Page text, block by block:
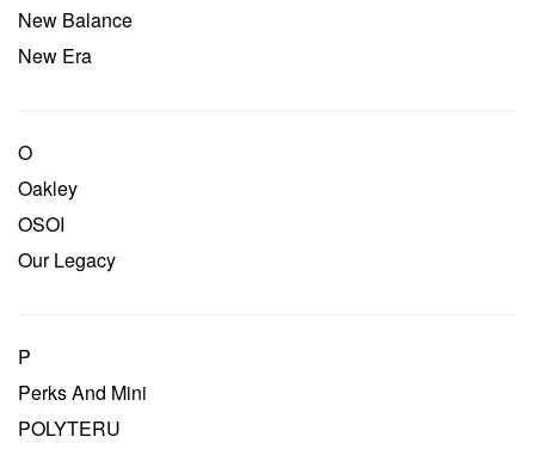
New Balance
New Era
O
Oakley
OSOI
Our Legacy
P
Perks And Mini
POLYTERU